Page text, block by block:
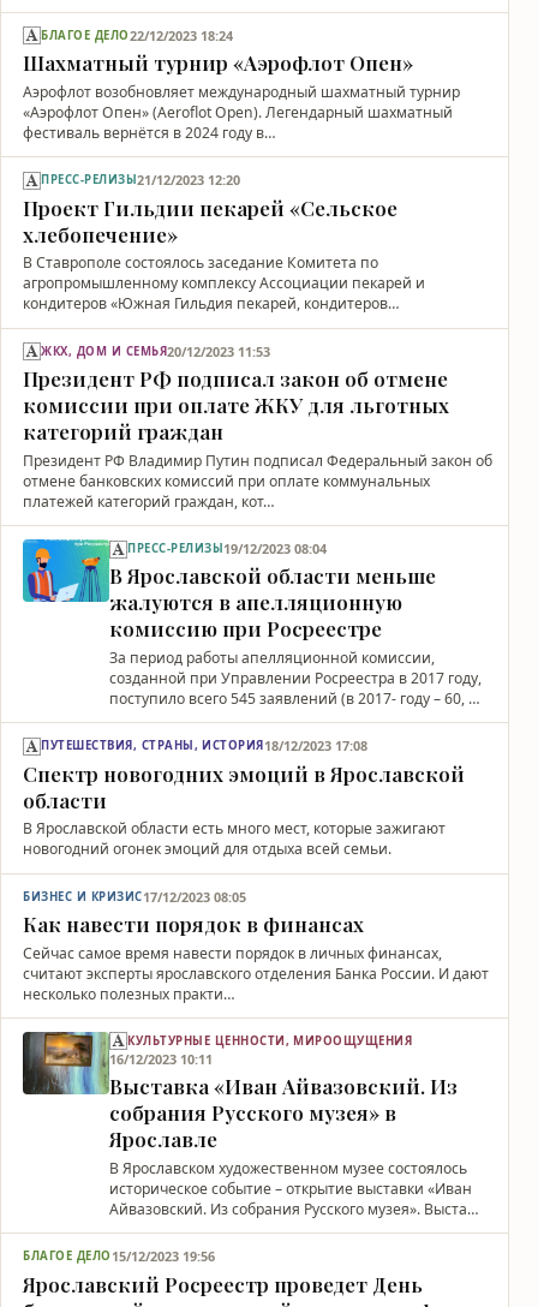
БЛАГОЕ ДЕЛО22/12/2023 18:24
Шахматный турнир «Аэрофлот Опен»
Аэрофлот возобновляет международный шахматный турнир
«Аэрофлот Опен» (Aeroflot Open). Легендарный шахматный
фестиваль вернётся в 2024 году в…
ПРЕСС-РЕЛИЗЫ21/12/2023 12:20
Проект Гильдии пекарей «Сельское
хлебопечение»
В Ставрополе состоялось заседание Комитета по
агропромышленному комплексу Ассоциации пекарей и
кондитеров «Южная Гильдия пекарей, кондитеров…
ЖКХ, ДОМ И СЕМЬЯ20/12/2023 11:53
Президент РФ подписал закон об отмене
комиссии при оплате ЖКУ для льготных
категорий граждан
Президент РФ Владимир Путин подписал Федеральный закон об
отмене банковских комиссий при оплате коммунальных
платежей категорий граждан, кот…
ПРЕСС-РЕЛИЗЫ19/12/2023 08:04
В Ярославской области меньше
жалуются в апелляционную
комиссию при Росреестре
За период работы апелляционной комиссии,
созданной при Управлении Росреестра в 2017 году,
поступило всего 545 заявлений (в 2017- году – 60, …
ПУТЕШЕСТВИЯ, СТРАНЫ, ИСТОРИЯ 18/12/2023 17:08
Спектр новогодних эмоций в Ярославской
области
В Ярославской области есть много мест, которые зажигают
новогодний огонек эмоций для отдыха всей семьи.
БИЗНЕС И КРИЗИС17/12/2023 08:05
Как навести порядок в финансах
Сейчас самое время навести порядок в личных финансах,
считают эксперты ярославского отделения Банка России. И дают
несколько полезных практи…
КУЛЬТУРНЫЕ ЦЕННОСТИ, МИРООЩУЩЕНИЯ
16/12/2023 10:11
Выставка «Иван Айвазовский. Из
собрания Русского музея» в
Ярославле
В Ярославском художественном музее состоялось
историческое событие – открытие выставки «Иван
Айвазовский. Из собрания Русского музея». Выста…
БЛАГОЕ ДЕЛО 15/12/2023 19:56
Ярославский Росреестр проведет День